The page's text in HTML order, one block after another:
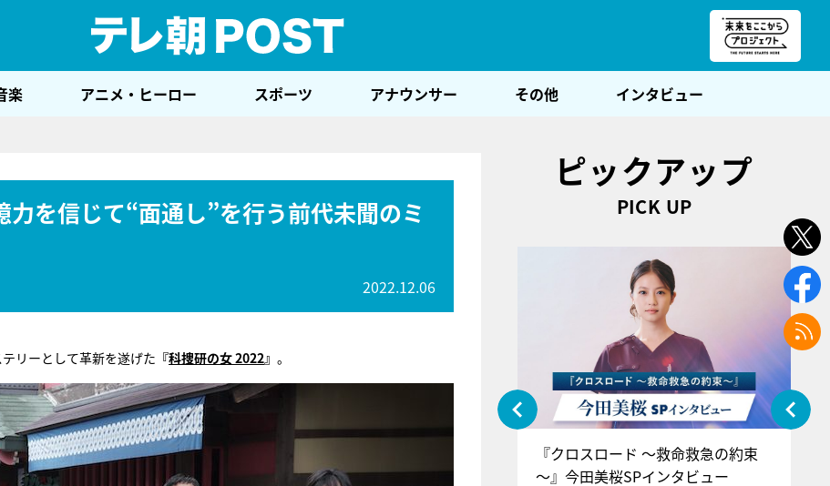
楽 アニメ・ヒーロー スポーツ アナウンサー その他 インタビュー
力を信じて“面通し”を行う前代未聞のミ
2022.12.06
リーとして革新を遂げた 『科捜研の女 2022』 。
ピックアップ
PICK UP
E齋藤樹愛羅＆佐々木舞香SPインタ
『クロスロード ～救命救急の約束
～』今田美桜SPインタビュー